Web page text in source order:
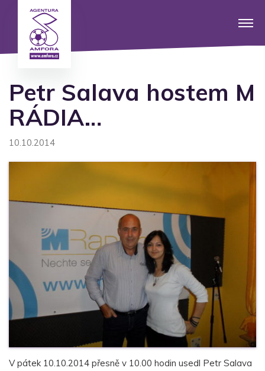
Petr Salava hostem M
RÁDIA…
10.10.2014
V pátek 10.10.2014 přesně v 10.00 hodin usedl Petr Salava